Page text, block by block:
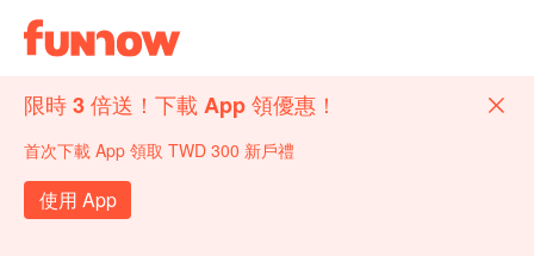
限時 3 倍送！下載 App 領優惠！
首次下載 App 領取 TWD 300 新戶禮
使用 App